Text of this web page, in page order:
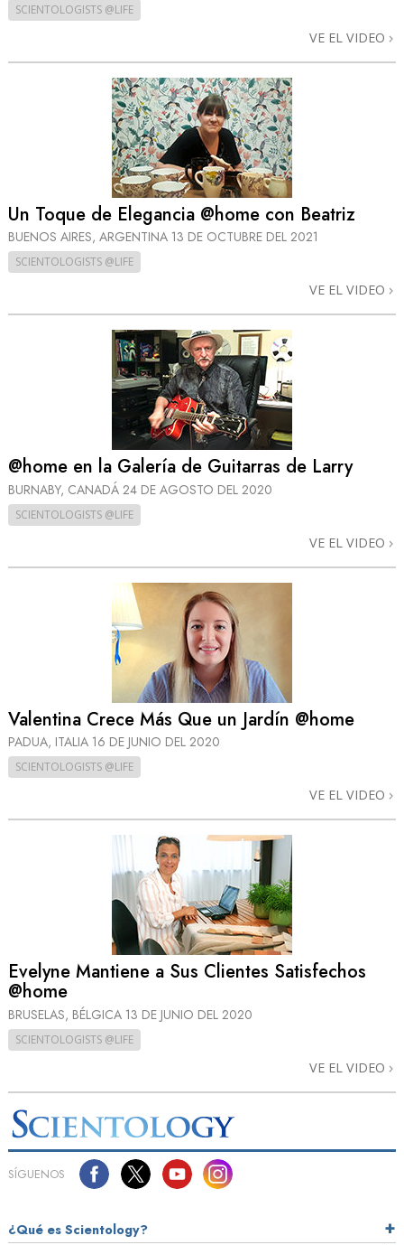
SCIENTOLOGISTS @LIFE
VE EL VIDEO
Un Toque de Elegancia @home con Beatriz
BUENOS AIRES, ARGENTINA 13 DE OCTUBRE DEL 2021
SCIENTOLOGISTS @LIFE
VE EL VIDEO
@home en la Galería de Guitarras de Larry
BURNABY, CANADÁ 24 DE AGOSTO DEL 2020
SCIENTOLOGISTS @LIFE
VE EL VIDEO
Valentina Crece Más Que un Jardín @home
PADUA, ITALIA 16 DE JUNIO DEL 2020
SCIENTOLOGISTS @LIFE
VE EL VIDEO
Evelyne Mantiene a Sus Clientes Satisfechos
@home
BRUSELAS, BÉLGICA 13 DE JUNIO DEL 2020
SCIENTOLOGISTS @LIFE
VE EL VIDEO
SÍGUENOS
¿Qué es Scientology?